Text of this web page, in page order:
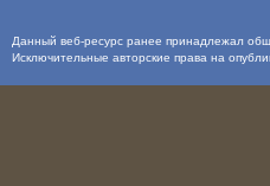
Данный веб-ресурс ранее принадлежал
Исключительные авторские права на